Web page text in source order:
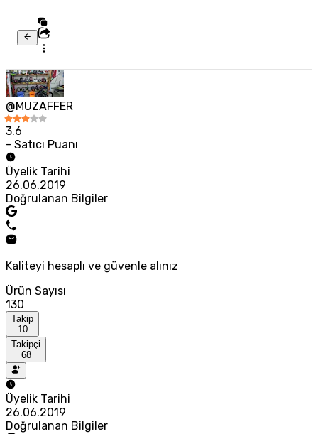
@MUZAFFER
3.6
- Satıcı Puanı
Üyelik Tarihi
26.06.2019
Doğrulanan Bilgiler
Kaliteyi hesaplı ve güvenle alınız
Ürün Sayısı
130
Takip
10
Takipçi
68
Üyelik Tarihi
26.06.2019
Doğrulanan Bilgiler